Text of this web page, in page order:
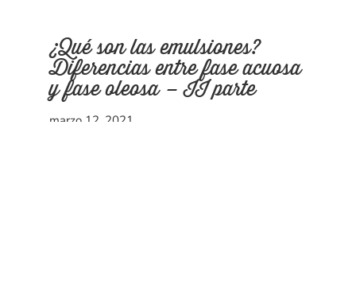
¿Qué son las emulsiones?
Diferencias entre fase acuosa
y fase oleosa – II parte
marzo 12, 2021